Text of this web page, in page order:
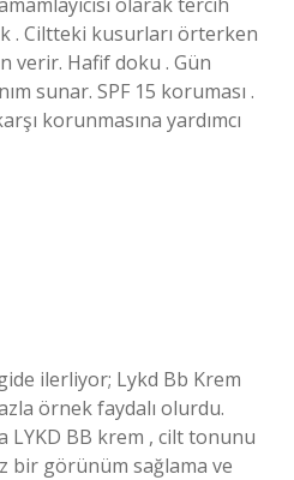
. Ciltteki kusurları örterken
verir. Hafif doku . Gün
sunar. SPF 15 koruması .
korunmasına yardımcı
ilerliyor; Lykd Bb Krem
örnek faydalı olurdu.
LYKD BB krem , cilt tonunu
bir görünüm sağlama ve